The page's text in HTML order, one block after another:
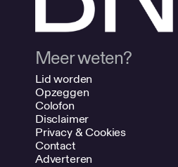
Meer weten?
Lid worden
Opzeggen
Colofon
Disclaimer
Privacy & Cookies
Contact
Adverteren